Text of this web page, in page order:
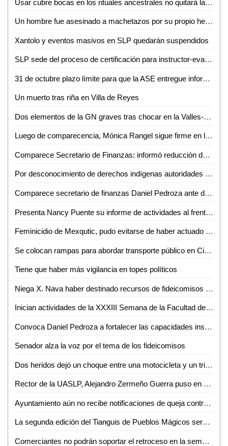
Usar cubre bocas en los rituales ancestrales no quitará las tradiciones en la zona tének: Doroteo Hernández
Un hombre fue asesinado a machetazos por su propio hermano en Ébano
Xantolo y eventos masivos en SLP quedarán suspendidos
SLP sede del proceso de certificación para instructor-evaluador en competencias básicas de la función policial
31 de octubre plazo límite para que la ASE entregue informes de los 114 entes auditables
Un muerto tras riña en Villa de Reyes
Dos elementos de la GN graves tras chocar en la Valles-El Naranjo
Luego de comparecencia, Mónica Rangel sigue firme en los SSA de SLP: J. Manuel Carreras
Comparece Secretario de Finanzas: informó reducción de la deuda bancaria
Por desconocimiento de derechos indígenas autoridades permiten eventos en la zona tének
Comparece secretario de finanzas Daniel Pedroza ante diputados de la comisión de desarrollo económico
Presenta Nancy Puente su informe de actividades al frente del DIF municipal
Feminicidio de Mexqutic, pudo evitarse de haber actuado la FGE de SLP a tiempo: Marité Hernández
Se colocan rampas para abordar transporte público en Ciclovía Carranza
Tiene que haber más vigilancia en topes políticos
Niega X. Nava haber destinado recursos de fideicomisos federales para abatir la pandemia en la capital
Inician actividades de la XXXIII Semana de la Facultad de Ciencias Químicas de la UASLP
Convoca Daniel Pedroza a fortalecer las capacidades institucionales y financieras para hacer frente a los desafíos presupuestales
Senador alza la voz por el tema de los fideicomisos
Dos heridos dejó un choque entre una motocicleta y un triciclo
Rector de la UASLP, Alejandro Zermeño Guerra puso en marcha, Primera Jornada Internacional de Ciberseguridad
Ayuntamiento aún no recibe notificaciones de queja contra policías municipales
La segunda edición del Tianguis de Pueblos Mágicos será digital
Comerciantes no podrán soportar el retroceso en la semaforización epidemiológica: IP